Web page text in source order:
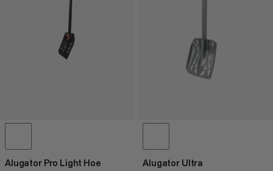
VAD ÄR NYTT
Alugator Pro Light Hoe Alugator Ultra